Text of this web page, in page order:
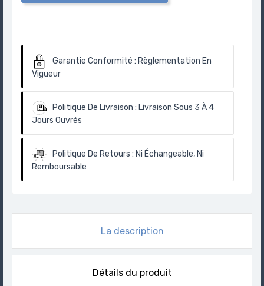
Garantie Conformité : Règlementation En
Vigueur
Politique De Livraison : Livraison Sous 3 À 4
Jours Ouvrés
Politique De Retours : Ni Échangeable, Ni
Remboursable
La description
Détails du produit